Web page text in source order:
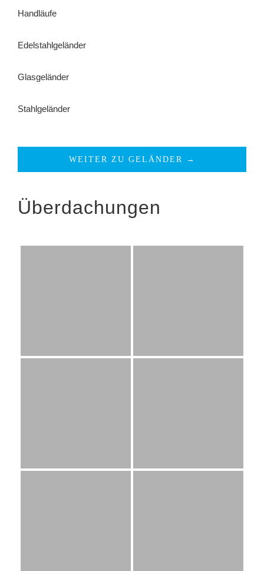
Handläufe
Edelstahlgeländer
Glasgeländer
Stahlgeländer
WEITER ZU GELÄNDER →
Überdachungen